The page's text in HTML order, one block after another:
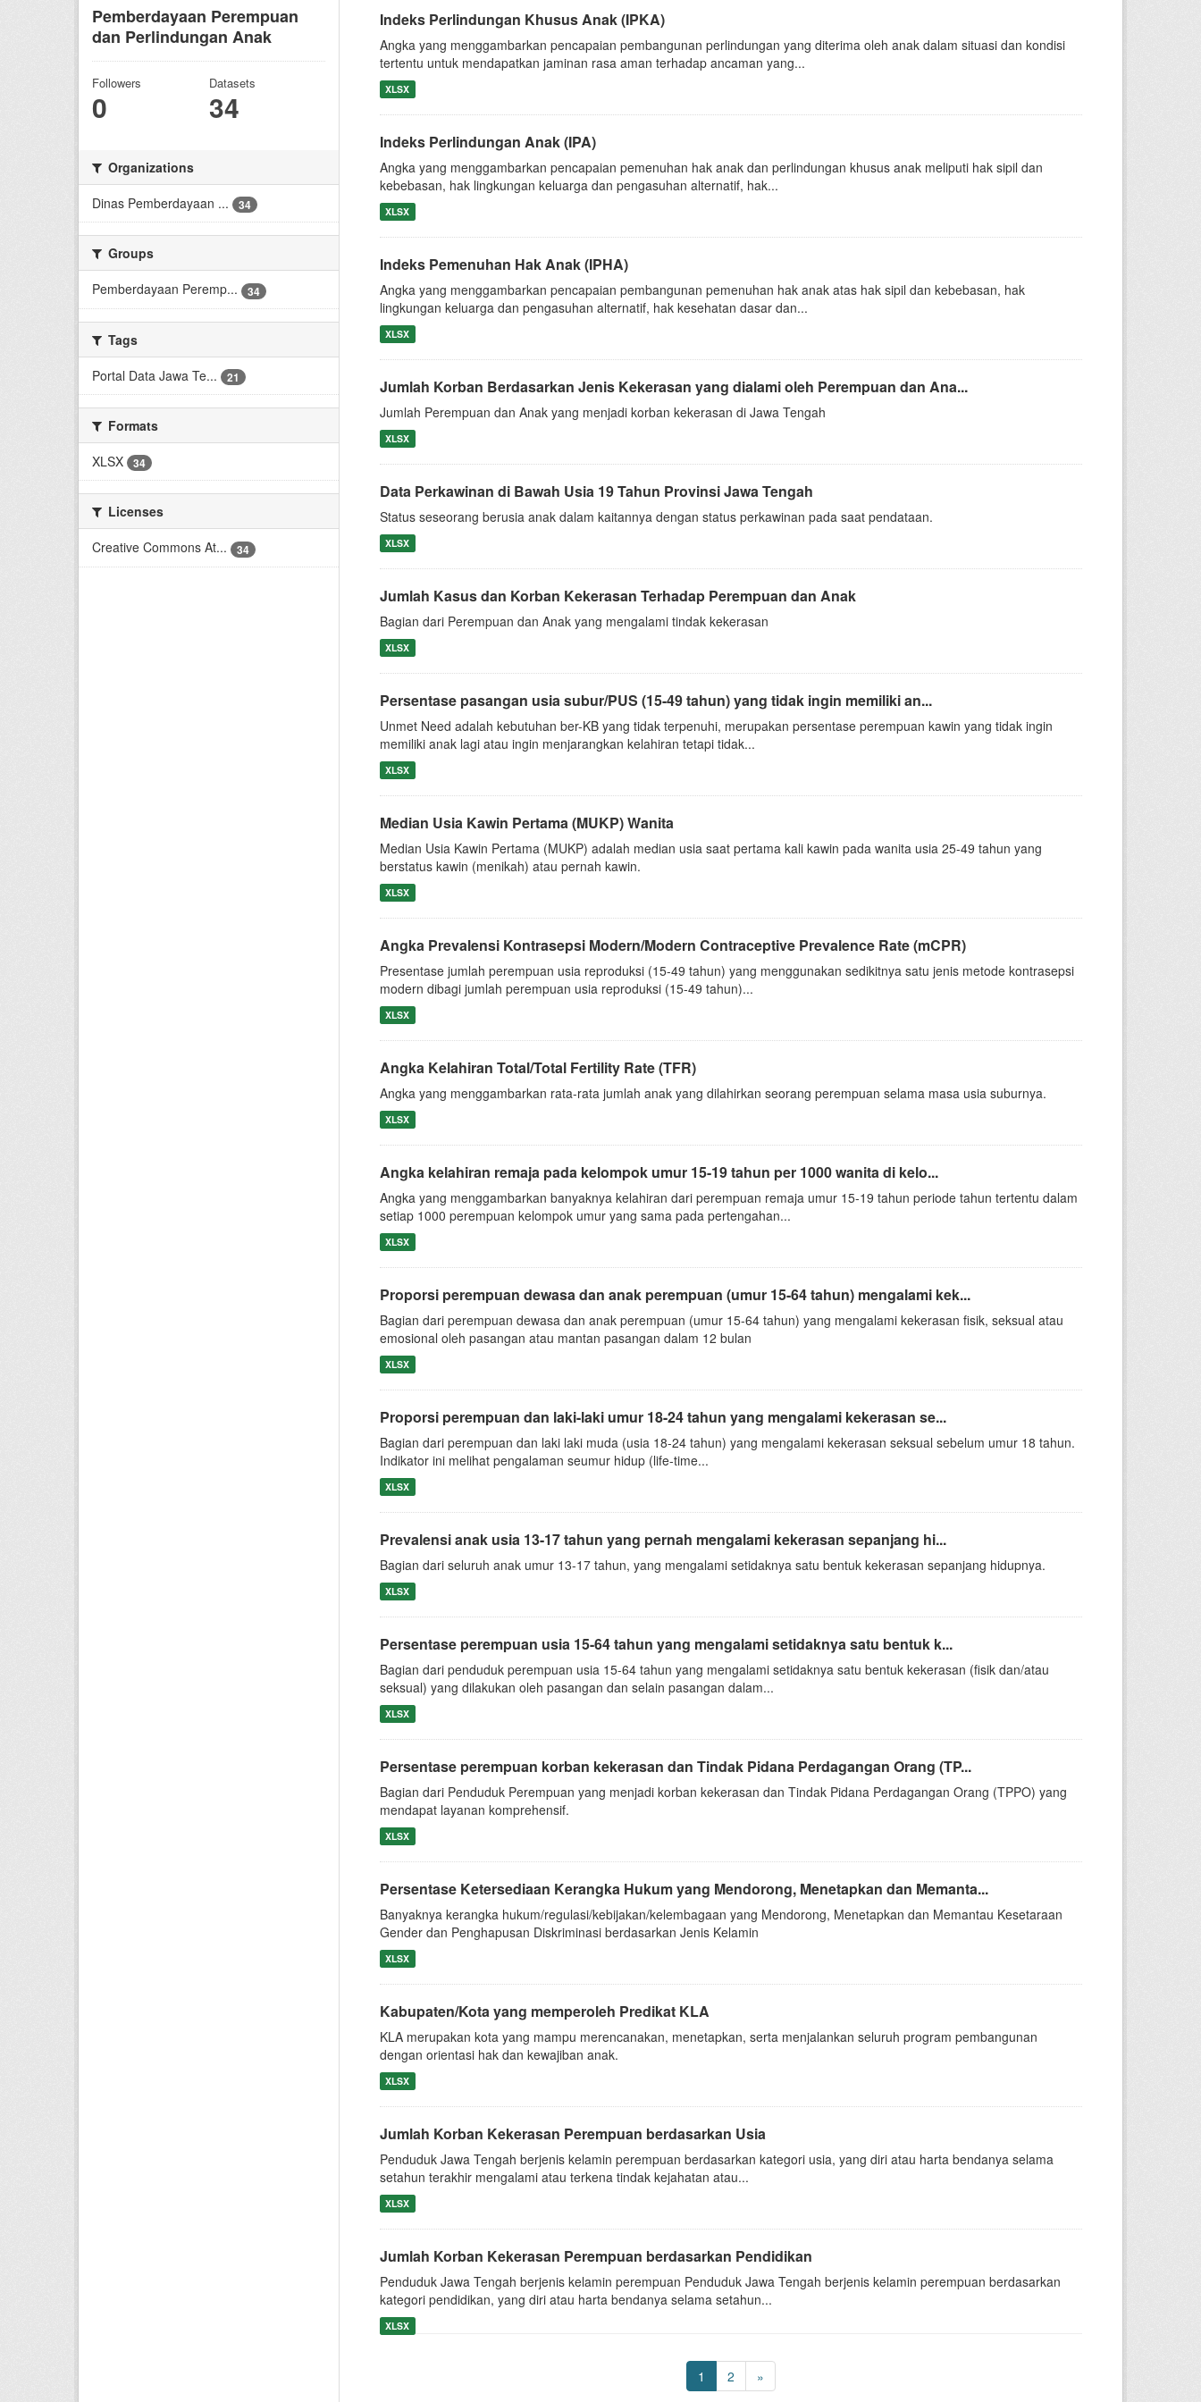
Pemberdayaan Perempuan
dan Perlindungan Anak
Followers
0
Datasets
34
Organizations
Dinas Pemberdayaan ...
34
Groups
Pemberdayaan Peremp...
34
Tags
Portal Data Jawa Te...
21
Formats
XLSX
34
Licenses
Creative Commons At...
34
Indeks Perlindungan Khusus Anak (IPKA)
Angka yang menggambarkan pencapaian pembangunan perlindungan yang diterima oleh anak dalam situasi dan kondisi
tertentu untuk mendapatkan jaminan rasa aman terhadap ancaman yang...
XLSX
Indeks Perlindungan Anak (IPA)
Angka yang menggambarkan pencapaian pemenuhan hak anak dan perlindungan khusus anak meliputi hak sipil dan
kebebasan, hak lingkungan keluarga dan pengasuhan alternatif, hak...
XLSX
Indeks Pemenuhan Hak Anak (IPHA)
Angka yang menggambarkan pencapaian pembangunan pemenuhan hak anak atas hak sipil dan kebebasan, hak
lingkungan keluarga dan pengasuhan alternatif, hak kesehatan dasar dan...
XLSX
Jumlah Korban Berdasarkan Jenis Kekerasan yang dialami oleh Perempuan dan Ana...
Jumlah Perempuan dan Anak yang menjadi korban kekerasan di Jawa Tengah
XLSX
Data Perkawinan di Bawah Usia 19 Tahun Provinsi Jawa Tengah
Status seseorang berusia anak dalam kaitannya dengan status perkawinan pada saat pendataan.
XLSX
Jumlah Kasus dan Korban Kekerasan Terhadap Perempuan dan Anak
Bagian dari Perempuan dan Anak yang mengalami tindak kekerasan
XLSX
Persentase pasangan usia subur/PUS (15-49 tahun) yang tidak ingin memiliki an...
Unmet Need adalah kebutuhan ber-KB yang tidak terpenuhi, merupakan persentase perempuan kawin yang tidak ingin
memiliki anak lagi atau ingin menjarangkan kelahiran tetapi tidak...
XLSX
Median Usia Kawin Pertama (MUKP) Wanita
Median Usia Kawin Pertama (MUKP) adalah median usia saat pertama kali kawin pada wanita usia 25-49 tahun yang
berstatus kawin (menikah) atau pernah kawin.
XLSX
Angka Prevalensi Kontrasepsi Modern/Modern Contraceptive Prevalence Rate (mCPR)
Presentase jumlah perempuan usia reproduksi (15-49 tahun) yang menggunakan sedikitnya satu jenis metode kontrasepsi
modern dibagi jumlah perempuan usia reproduksi (15-49 tahun)...
XLSX
Angka Kelahiran Total/Total Fertility Rate (TFR)
Angka yang menggambarkan rata-rata jumlah anak yang dilahirkan seorang perempuan selama masa usia suburnya.
XLSX
Angka kelahiran remaja pada kelompok umur 15-19 tahun per 1000 wanita di kelo...
Angka yang menggambarkan banyaknya kelahiran dari perempuan remaja umur 15-19 tahun periode tahun tertentu dalam
setiap 1000 perempuan kelompok umur yang sama pada pertengahan...
XLSX
Proporsi perempuan dewasa dan anak perempuan (umur 15-64 tahun) mengalami kek...
Bagian dari perempuan dewasa dan anak perempuan (umur 15-64 tahun) yang mengalami kekerasan fisik, seksual atau
emosional oleh pasangan atau mantan pasangan dalam 12 bulan
XLSX
Proporsi perempuan dan laki-laki umur 18-24 tahun yang mengalami kekerasan se...
Bagian dari perempuan dan laki laki muda (usia 18-24 tahun) yang mengalami kekerasan seksual sebelum umur 18 tahun.
Indikator ini melihat pengalaman seumur hidup (life-time...
XLSX
Prevalensi anak usia 13-17 tahun yang pernah mengalami kekerasan sepanjang hi...
Bagian dari seluruh anak umur 13-17 tahun, yang mengalami setidaknya satu bentuk kekerasan sepanjang hidupnya.
XLSX
Persentase perempuan usia 15-64 tahun yang mengalami setidaknya satu bentuk k...
Bagian dari penduduk perempuan usia 15-64 tahun yang mengalami setidaknya satu bentuk kekerasan (fisik dan/atau
seksual) yang dilakukan oleh pasangan dan selain pasangan dalam...
XLSX
Persentase perempuan korban kekerasan dan Tindak Pidana Perdagangan Orang (TP...
Bagian dari Penduduk Perempuan yang menjadi korban kekerasan dan Tindak Pidana Perdagangan Orang (TPPO) yang
mendapat layanan komprehensif.
XLSX
Persentase Ketersediaan Kerangka Hukum yang Mendorong, Menetapkan dan Memanta...
Banyaknya kerangka hukum/regulasi/kebijakan/kelembagaan yang Mendorong, Menetapkan dan Memantau Kesetaraan
Gender dan Penghapusan Diskriminasi berdasarkan Jenis Kelamin
XLSX
Kabupaten/Kota yang memperoleh Predikat KLA
KLA merupakan kota yang mampu merencanakan, menetapkan, serta menjalankan seluruh program pembangunan
dengan orientasi hak dan kewajiban anak.
XLSX
Jumlah Korban Kekerasan Perempuan berdasarkan Usia
Penduduk Jawa Tengah berjenis kelamin perempuan berdasarkan kategori usia, yang diri atau harta bendanya selama
setahun terakhir mengalami atau terkena tindak kejahatan atau...
XLSX
Jumlah Korban Kekerasan Perempuan berdasarkan Pendidikan
Penduduk Jawa Tengah berjenis kelamin perempuan Penduduk Jawa Tengah berjenis kelamin perempuan berdasarkan
kategori pendidikan, yang diri atau harta bendanya selama setahun...
XLSX
1 2 »